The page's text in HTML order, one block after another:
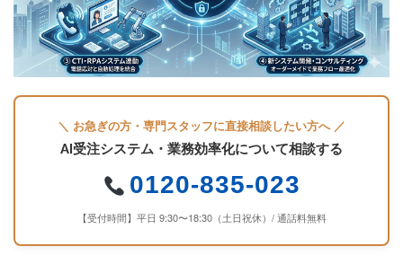
＼ お急ぎの方・専門スタッフに直接相談したい方へ ／
AI受注システム・業務効率化について相談する
0120-835-023
【受付時間】平日 9:30〜18:30（土日祝休）/ 通話料無料